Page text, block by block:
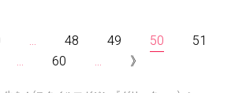
... 48 49 50
51
... 60 ... 》